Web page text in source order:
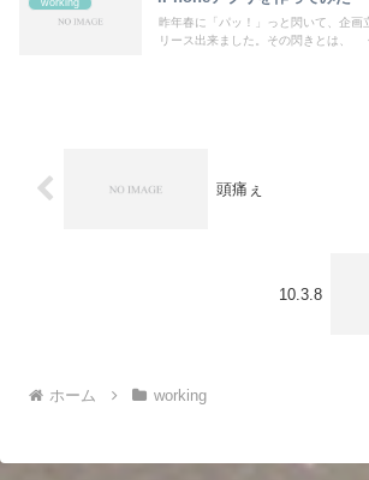
昨年春に「パッ！」っと閃いて、企画
リース出来ました。その閃きとは、
頭痛ぇ
10.3.8
ホーム working